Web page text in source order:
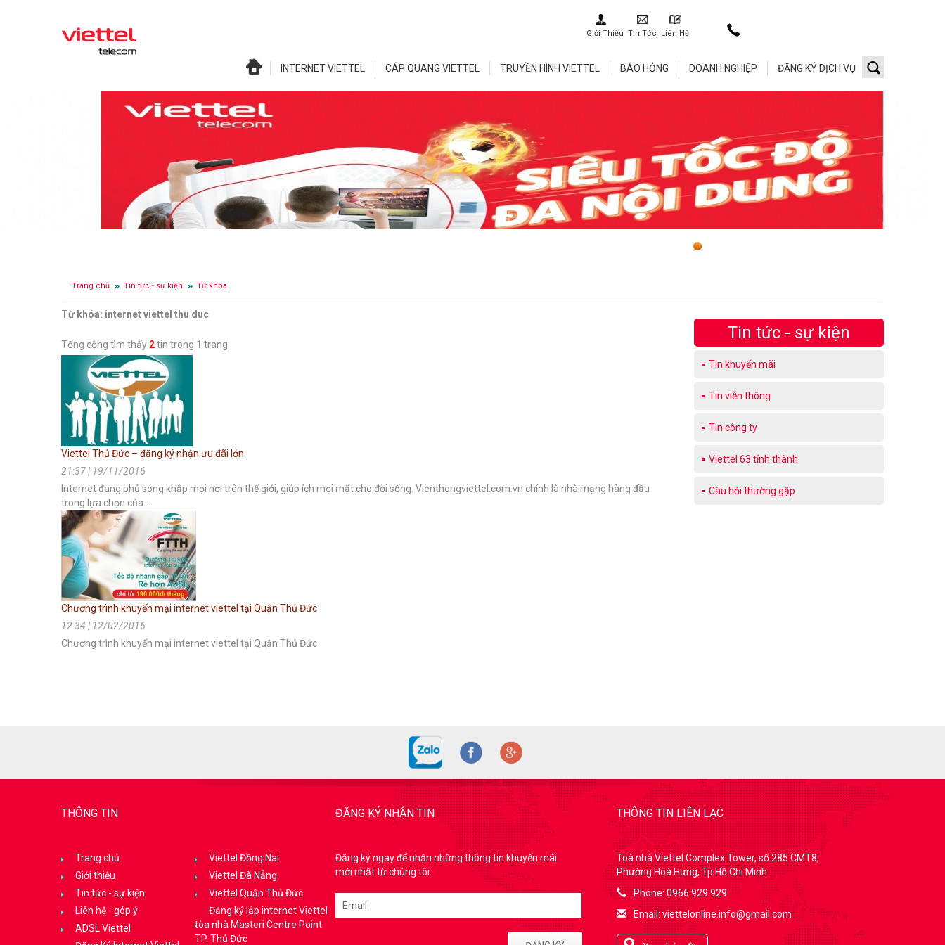
Giới Thiệu Tin Tức Liên Hệ
INTERNET VIETTEL CÁP QUANG VIETTEL TRUYỀN HÌNH VIETTEL BÁO HỎNG DOANH NGHIỆP ĐĂNG KÝ DỊCH VỤ
Trang chủ Tin tức - sự kiện Từ khóa
Từ khóa: internet viettel thu duc
Tổng cộng tìm thấy 2tin trong 1 trang
Viettel Thủ Đức – đăng ký nhận ưu đãi lớn
21:37 | 19/11/2016
Internet đang phủ sóng khắp mọi nơi trên thế giới, giúp ích mọi mặt cho đời sống. Vienthongviettel.com.vn chính là nhà mạng hàng đầu
trong lựa chọn của ...
Chương trình khuyến mại internet viettel tại Quận Thủ Đức
12:34 | 12/02/2016
Chương trình khuyến mại internet viettel tại Quận Thủ Đức
Tin tức - sự kiện
Tin khuyến mãi
Tin viễn thông
Tin công ty
Viettel 63 tỉnh thành
Câu hỏi thường gặp
THÔNG TIN
Trang chủ
Giới thiệu
Tin tức - sự kiện
Liên hệ - góp ý
ADSL Viettel
Viettel Đồng Nai
Viettel Đà Nẵng
Viettel Quận Thủ Đức
Đăng ký lắp internet Viettel
tòa nhà Masteri Centre Point
TP. Thủ Đức
ĐĂNG KÝ NHẬN TIN
Đăng ký ngay để nhận những thông tin khuyến mãi
mới nhất từ chúng tôi.
THÔNG TIN LIÊN LẠC
Toà nhà Viettel Complex Tower, số 285 CMT8,
Phường Hoà Hưng, Tp Hồ Chí Minh
Phone: 0966 929 929
Email: viettelonline.info@gmail.com